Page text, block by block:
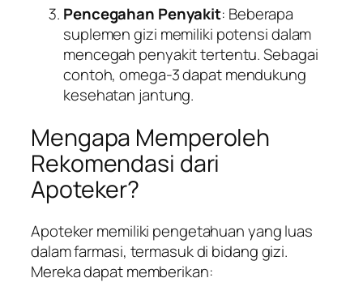
Pencegahan Penyakit: Beberapa
suplemen gizi memiliki potensi dalam
mencegah penyakit tertentu. Sebagai
contoh, omega-3 dapat mendukung
kesehatan jantung.
Mengapa Memperoleh
Rekomendasi dari
Apoteker?
Apoteker memiliki pengetahuan yang luas
dalam farmasi, termasuk di bidang gizi.
Mereka dapat memberikan: